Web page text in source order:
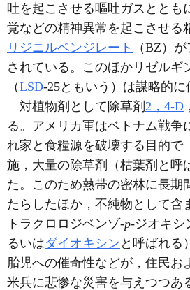
吐を起こさせる嘔吐ガスととも
覚などの精神異常を起こさせる
リジニルベンジレート
（BZ）
されている。このほかリゼルギ
（LSD-25ともいう）は謀略的に
対植物剤として除草剤 2，4-D
る。アメリカ軍はベトナム戦争
れ家と食糧源を破壊する目的で
施，大量の除草剤（枯葉剤と呼
た。このため熱帯の密林に長期
たらしたほか，不純物として含
トラクロロジベンゾ-p-ジオキシ
るいはダイオキシン と呼ばれる
胎児への催奇性などが，住民お
米兵に悲惨な災害を与えつつあ